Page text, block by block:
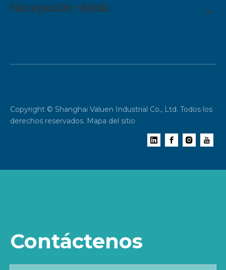
Navegación rápida
Copyright © Shanghai Valuen Industrial Co., Ltd. Todos los
derechos reservados. Mapa del sitio
Contáctenos